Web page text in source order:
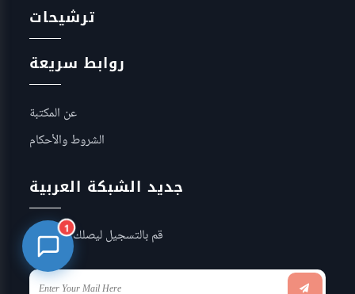
ترشيحات
روابط سريعة
عن المكتبة
الشروط والأحكام
جديد الشبكة العربية
قم بالتسجيل ليصلك كل جديد
1